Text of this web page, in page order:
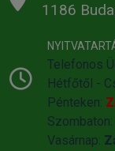
1186
Telefonos
Hétfőtől -
Pénteken:
Szombaton:
Vasárnap: